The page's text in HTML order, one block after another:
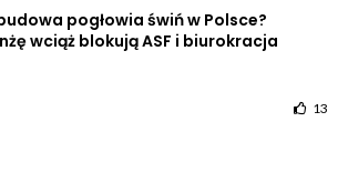
pogłowia świń w Polsce?
wciąż blokują ASF i biurokracja
13